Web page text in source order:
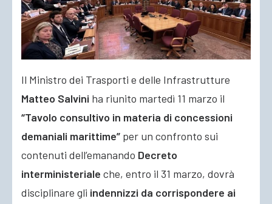
Il Ministro dei Trasporti e delle Infrastrutture
Matteo Salvini ha riunito martedì 11 marzo il
“Tavolo consultivo in materia di concessioni
demaniali marittime” per un confronto sui
contenuti dell’emanando Decreto
interministeriale che, entro il 31 marzo, dovrà
disciplinare gli indennizzi da corrispondere ai